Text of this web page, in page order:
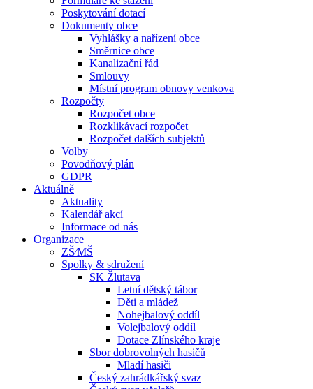
Poskytování dotací
Dokumenty obce
Vyhlášky a nařízení obce
Směrnice obce
Kanalizační řád
Smlouvy
Místní program obnovy venkova
Rozpočty
Rozpočet obce
Rozklikávací rozpočet
Rozpočet dalších subjektů
Volby
Povodňový plán
GDPR
Aktuálně
Aktuality
Kalendář akcí
Informace od nás
Organizace
ZŠ⁄MŠ
Spolky & sdružení
SK Žlutava
Letní dětský tábor
Děti a mládež
Nohejbalový oddíl
Volejbalový oddíl
Dotace Zlínského kraje
Sbor dobrovolných hasičů
Mladí hasiči
Český zahrádkářský svaz